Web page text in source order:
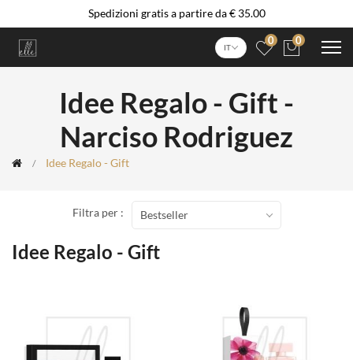
Spedizioni gratis a partire da € 35.00
IT
0 0
Idee Regalo - Gift -
Narciso Rodriguez
Idee Regalo - Gift
Idee Regalo - Gift
Filtra per : Bestseller